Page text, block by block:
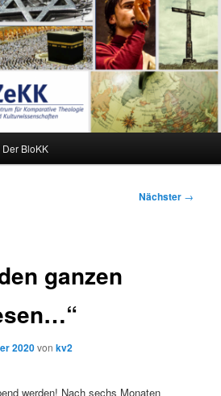
Der BloKK
Nächster →
ganzen
2020vonkv2
werden! Nach sechs Monaten